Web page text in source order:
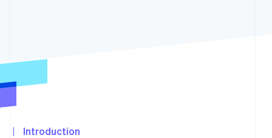
Climate
Vérification de l'identité
Introduction